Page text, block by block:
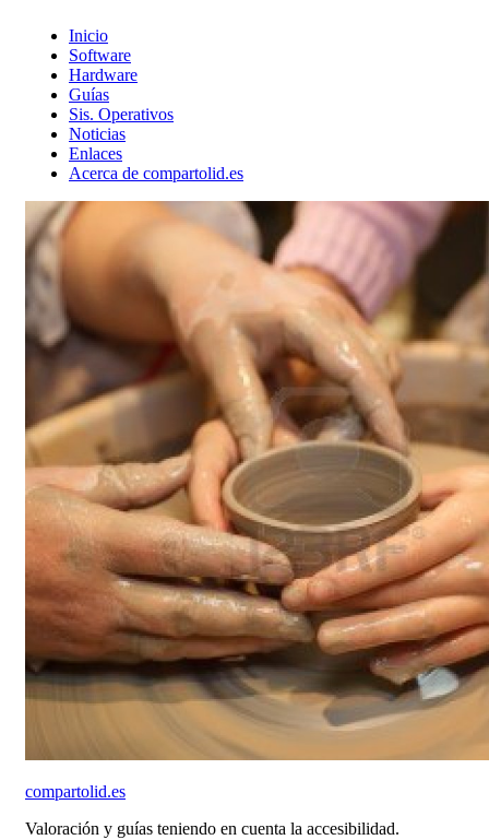
Inicio
Software
Hardware
Guías
Sis. Operativos
Noticias
Enlaces
Acerca de compartolid.es
compartolid.es
Valoración y guías teniendo en cuenta la accesibilidad.